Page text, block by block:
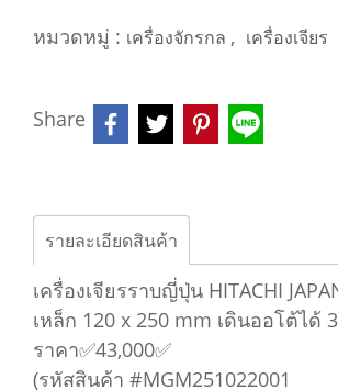
หมวดหมู่ : เครื่องจักรกล , เครื่องเจียร
Share
รายละเอียดสินค้า
เครื่องเจียรราบญี่ปุ่น HITACHI
เหล็ก 120 x 250 mm เดินออโต้ได้
ราคา✅43,000✅
(รหัสสินค้า #MGM251022001